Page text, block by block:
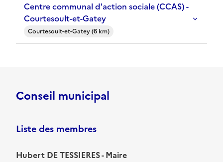
Centre communal d'action sociale (CCAS) -
Courtesoult-et-Gatey
Courtesoult-et-Gatey (6 km)
Conseil municipal
Liste des membres
Hubert DE TESSIERES - Maire